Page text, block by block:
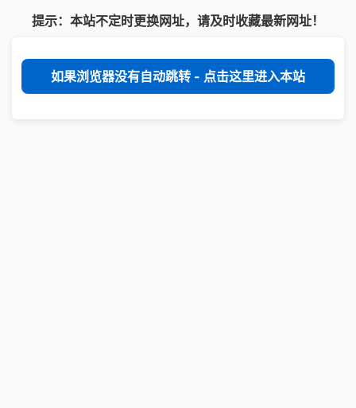
提示：本站不定时更换网址，请及时收藏最新网址！
如果浏览器没有自动跳转 - 点击这里进入本站